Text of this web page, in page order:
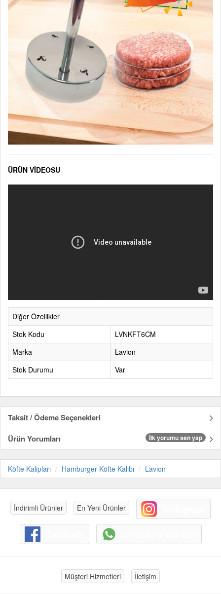
ÜRÜN VİDEOSU
Diğer Özellikler
Stok Kodu
LVNKFT6CM
Marka
Lavion
Stok Durumu
Var
Taksit / Ödeme Seçenekleri
Ürün Yorumları
İlk yorumu sen yap
Köfte Kalıpları Hamburger Köfte Kalıbı Lavion
İndirimli Ürünler En Yeni Ürünler
Müşteri Hizmetleri İletişim